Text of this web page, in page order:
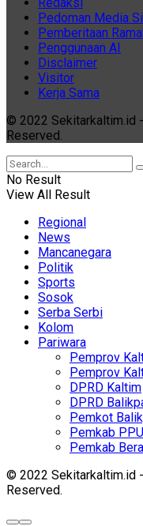
Pedoman Media
Pemberitaan
Penggunaan AI
Disclaimer
Visitor
Kerja Sama
© 2022 Sekitarkaltim.id
Reserved.
No Result
View All Result
Regional
News
Mancanegara
Politik
Sports
Sosok
Serba Serbi
Kolom
Pariwara
Pemprov
Pemprov
DPRD Kaltim
DPRD
Pemkot
Pemkab PPU
Pemkab
© 2022 Sekitarkaltim.id
Reserved.